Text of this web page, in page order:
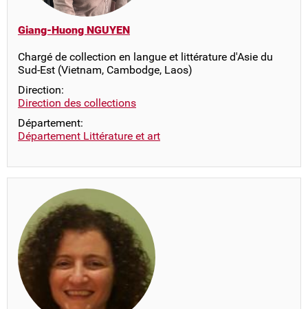
Giang-Huong NGUYEN
Chargé de collection en langue et littérature d'Asie du
Sud-Est (Vietnam, Cambodge, Laos)
Direction:
Direction des collections
Département:
Département Littérature et art